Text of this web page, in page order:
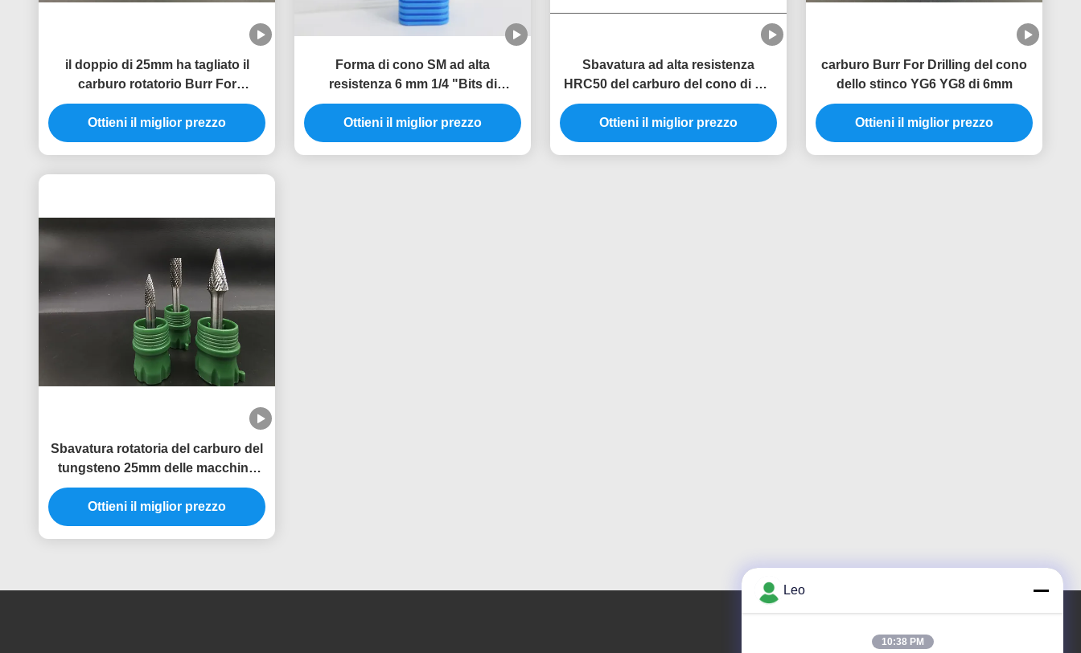
il doppio di 25mm ha tagliato il
carburo rotatorio Burr For
Grinding/lucidatura del cono
Ottieni il miglior prezzo
Forma di cono SM ad alta
resistenza 6 mm 1/4 "Bits di
macinazione a stampo a incisione
rotanti a alta velocità
Ottieni il miglior prezzo
Sbavatura ad alta resistenza
HRC50 del carburo del cono di MP
ad un'estremità aguzza di 60 coni
Ottieni il miglior prezzo
carburo Burr For Drilling del cono
dello stinco YG6 YG8 di 6mm
Ottieni il miglior prezzo
Sbavatura rotatoria del carburo del
tungsteno 25mm delle macchine
utensili K20
Ottieni il miglior prezzo
Leo
10:38 PM